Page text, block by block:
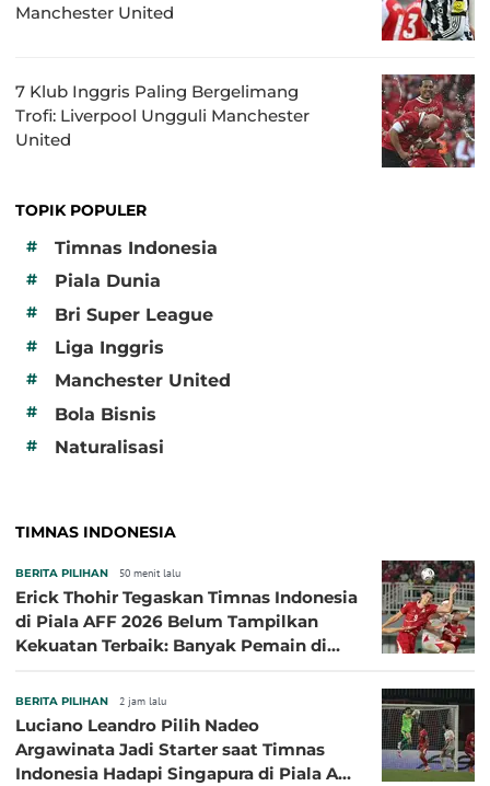
Manchester United
7 Klub Inggris Paling Bergelimang
Trofi: Liverpool Ungguli Manchester
United
TOPIK POPULER
#
Timnas Indonesia
# Piala Dunia
# Bri Super League
# Liga Inggris
# Manchester United
# Bola Bisnis
# Naturalisasi
TIMNAS INDONESIA
BERITA PILIHAN 50 menit lalu
Erick Thohir Tegaskan Timnas Indonesia
di Piala AFF 2026 Belum Tampilkan
Kekuatan Terbaik: Banyak Pemain di
BERITA PILIHAN 2 jam lalu
Luciano Leandro Pilih Nadeo
Argawinata Jadi Starter saat Timnas
Indonesia Hadapi Singapura di Piala AFF